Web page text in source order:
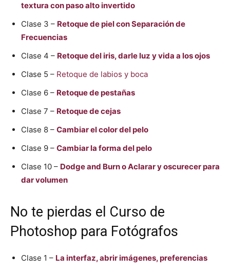
textura con paso alto invertido
Clase 3 – Retoque de piel con Separación de
Frecuencias
Clase 4 – Retoque del iris, darle luz y vida a los ojos
Clase 5 – Retoque de labios y boca
Clase 6 – Retoque de pestañas
Clase 7 – Retoque de cejas
Clase 8 – Cambiar el color del pelo
Clase 9 – Cambiar la forma del pelo
Clase 10 – Dodge and Burn o Aclarar y oscurecer para
dar volumen
No te pierdas el Curso de
Photoshop para Fotógrafos
Clase 1 – La interfaz, abrir imágenes, preferencias